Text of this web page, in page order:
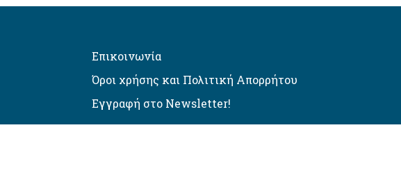
Επικοινωνία
Όροι χρήσης και Πολιτική Απορρήτου
Εγγραφή στο Newsletter!